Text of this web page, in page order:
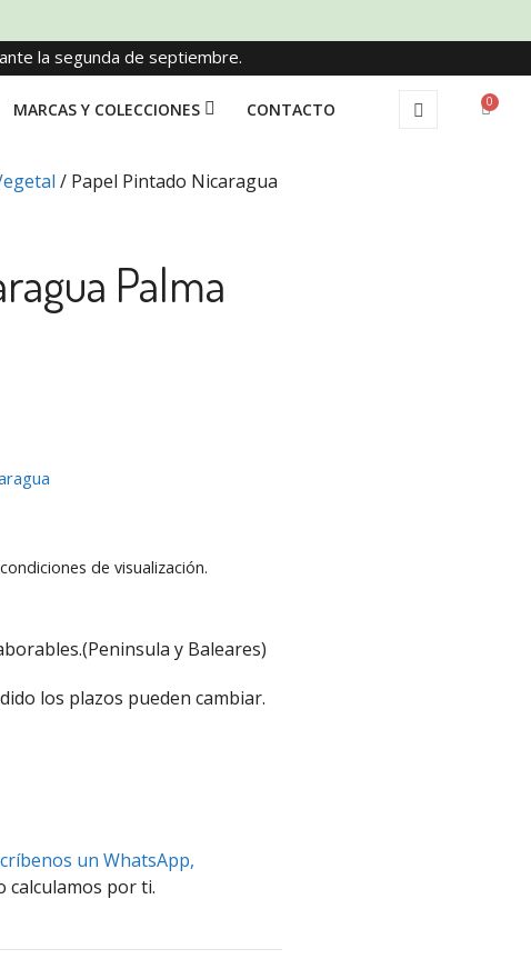
la segunda de septiembre.
MARCAS Y COLECCIONES CONTACTO 0
/ Papel Pintado Nicaragua
Palma
de visualización.
y Baleares)
los plazos pueden cambiar.
un WhatsApp,
calculamos por ti.